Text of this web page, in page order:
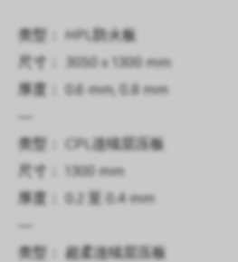
类型： HPL防火板
尺寸： 3050 x 1300 mm
厚度： 0.6 mm, 0.8 mm
—
类型： CPL连续层压板
尺寸： 1300 mm
厚度： 0.2 至 0.4 mm
—
类型： 超柔连续层压板